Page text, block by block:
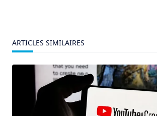
ARTICLES SIMILAIRES